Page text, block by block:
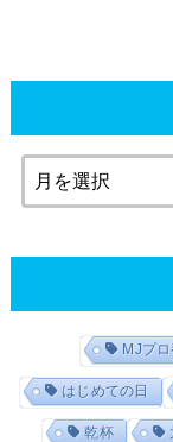
MJプ
はじめての日
乾杯